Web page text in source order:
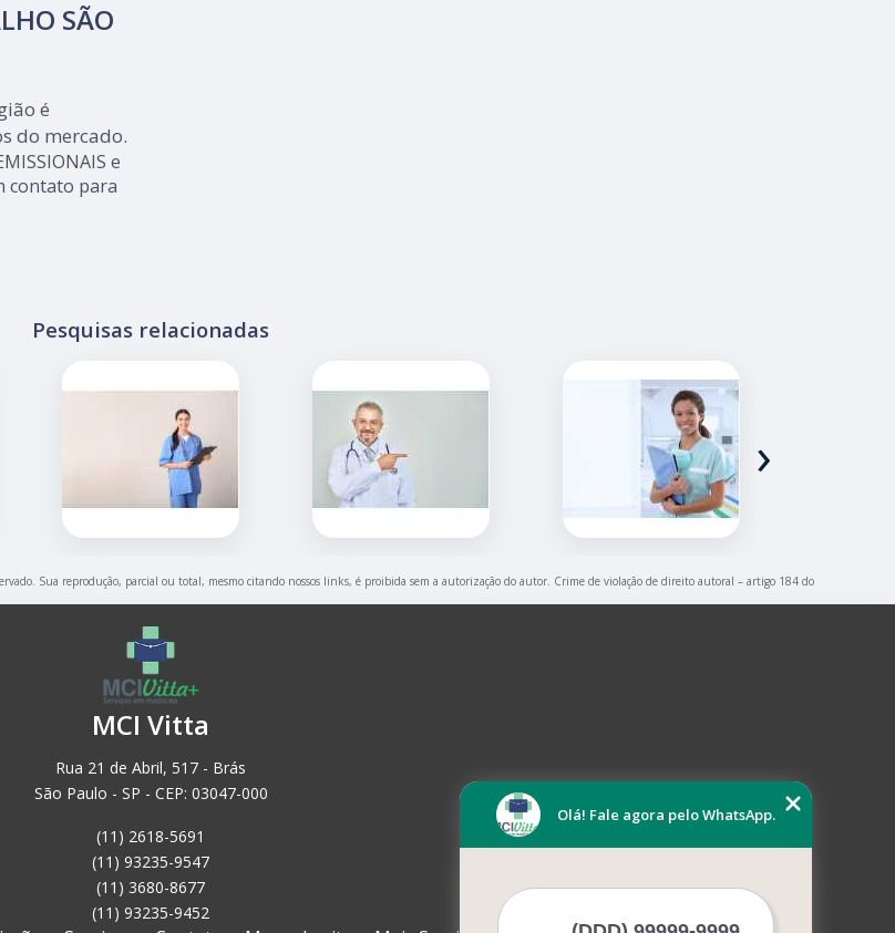
SÃO
é
do mercado.
e
contato para
Pesquisas relacionadas
›
Sua reprodução, parcial ou total, mesmo citando nossos links, é proibida sem a autorização do autor. Crime de violação de direito autoral – artigo 184 do
MCI Vitta
Rua 21 de Abril, 517 - Brás
São Paulo - SP - CEP: 03047-000
(11) 2618-5691
(11) 93235-9547
(11) 3680-8677
(11) 93235-9452
Olá! Fale agora pelo WhatsApp.